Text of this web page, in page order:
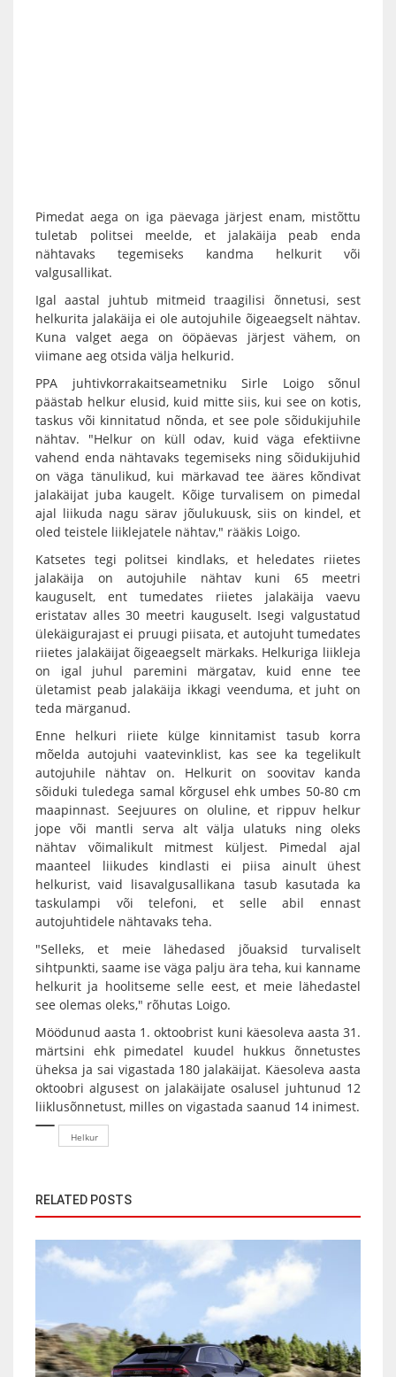
Pimedat aega on iga päevaga järjest enam, mistõttu
tuletab politsei meelde, et jalakäija peab enda
nähtavaks tegemiseks kandma helkurit või
valgusallikat.
Igal aastal juhtub mitmeid traagilisi õnnetusi, sest
helkurita jalakäija ei ole autojuhile õigeaegselt nähtav.
Kuna valget aega on ööpäevas järjest vähem, on
viimane aeg otsida välja helkurid.
PPA juhtivkorrakaitseametniku Sirle Loigo sõnul
päästab helkur elusid, kuid mitte siis, kui see on kotis,
taskus või kinnitatud nõnda, et see pole sõidukijuhile
nähtav. "Helkur on küll odav, kuid väga efektiivne
vahend enda nähtavaks tegemiseks ning sõidukijuhid
on väga tänulikud, kui märkavad tee ääres kõndivat
jalakäijat juba kaugelt. Kõige turvalisem on pimedal
ajal liikuda nagu särav jõulukuusk, siis on kindel, et
oled teistele liiklejatele nähtav," rääkis Loigo.
Katsetes tegi politsei kindlaks, et heledates riietes
jalakäija on autojuhile nähtav kuni 65 meetri
kauguselt, ent tumedates riietes jalakäija vaevu
eristatav alles 30 meetri kauguselt. Isegi valgustatud
ülekäigurajast ei pruugi piisata, et autojuht tumedates
riietes jalakäijat õigeaegselt märkaks. Helkuriga liikleja
on igal juhul paremini märgatav, kuid enne tee
ületamist peab jalakäija ikkagi veenduma, et juht on
teda märganud.
Enne helkuri riiete külge kinnitamist tasub korra
mõelda autojuhi vaatevinklist, kas see ka tegelikult
autojuhile nähtav on. Helkurit on soovitav kanda
sõiduki tuledega samal kõrgusel ehk umbes 50-80 cm
maapinnast. Seejuures on oluline, et rippuv helkur
jope või mantli serva alt välja ulatuks ning oleks
nähtav võimalikult mitmest küljest. Pimedal ajal
maanteel liikudes kindlasti ei piisa ainult ühest
helkurist, vaid lisavalgusallikana tasub kasutada ka
taskulampi või telefoni, et selle abil ennast
autojuhtidele nähtavaks teha.
"Selleks, et meie lähedased jõuaksid turvaliselt
sihtpunkti, saame ise väga palju ära teha, kui kanname
helkurit ja hoolitseme selle eest, et meie lähedastel
see olemas oleks," rõhutas Loigo.
Möödunud aasta 1. oktoobrist kuni käesoleva aasta 31.
märtsini ehk pimedatel kuudel hukkus õnnetustes
üheksa ja sai vigastada 180 jalakäijat. Käesoleva aasta
oktoobri algusest on jalakäijate osalusel juhtunud 12
liiklusõnnetust, milles on vigastada saanud 14 inimest.
Helkur
RELATED POSTS